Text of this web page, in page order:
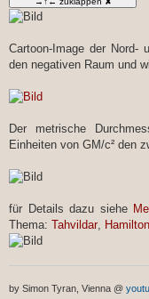
t
r
g
Cartoon-Image der Nord-
den negativen Raum und
Der metrische
Einheiten von GM/c² den
für Details dazu siehe
Thema: Tahvildar, Hamilton
by Simon Tyran, Vienna @